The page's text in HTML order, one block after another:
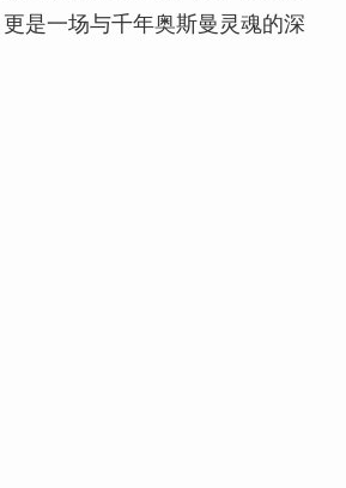
是一场与千年奥斯曼灵魂的深